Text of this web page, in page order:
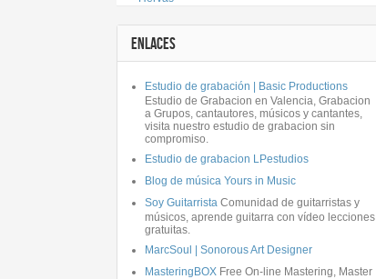
ENLACES
Estudio de grabación | Basic Productions
Estudio de Grabacion en Valencia, Grabacion
a Grupos, cantautores, músicos y cantantes,
visita nuestro estudio de grabacion sin
compromiso.
Estudio de grabacion LPestudios
Blog de música Yours in Music
Soy Guitarrista Comunidad de guitarristas y
músicos, aprende guitarra con vídeo lecciones
gratuitas.
MarcSoul | Sonorous Art Designer
MasteringBOX Free On-line Mastering, Master